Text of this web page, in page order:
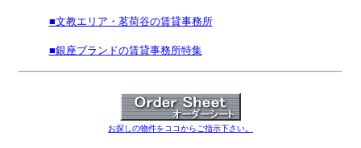
■文教エリア・茗荷谷の賃貸事務所
■銀座ブランドの賃貸事務所特集
お探しの物件をココからご指示下さい。